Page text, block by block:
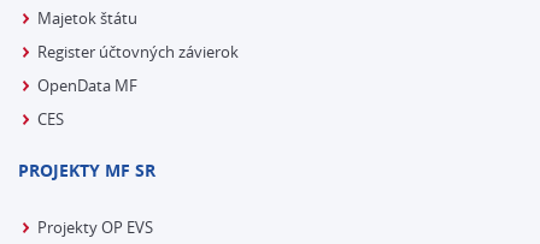
Majetok štátu
Register účtovných závierok
OpenData MF
CES
PROJEKTY MF SR
Projekty OP EVS